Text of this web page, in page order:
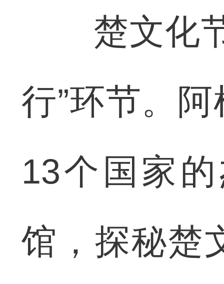
楚文化节
行”环节。
13个国家
馆，探秘楚